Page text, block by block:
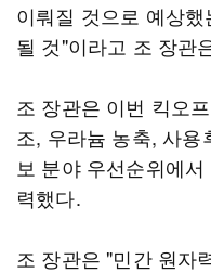
이뤄질 것으로 예상
될 것"이라고 조 장관
조 장관은 이번 킥오
조, 우라늄 농축, 사
보 분야 우선순위에
력했다.
조 장관은 "민간 원자